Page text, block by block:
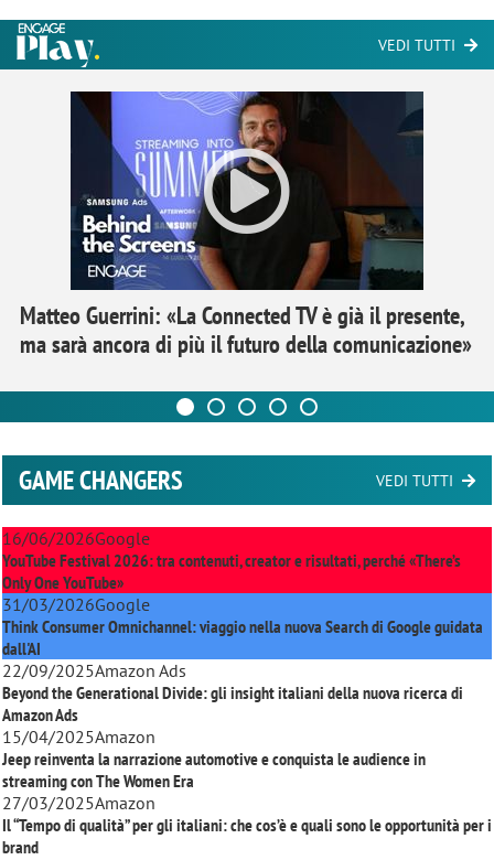
VEDI TUTTI
Matteo Guerrini: «La Connected TV è già il presente,
ma sarà ancora di più il futuro della comunicazione»
GAME CHANGERS VEDI TUTTI
16/06/2026Google
YouTube Festival 2026: tra contenuti, creator e risultati, perché «There’s
Only One YouTube»
31/03/2026Google
Think Consumer Omnichannel: viaggio nella nuova Search di Google guidata
dall'AI
22/09/2025Amazon Ads
Beyond the Generational Divide: gli insight italiani della nuova ricerca di
Amazon Ads
15/04/2025Amazon
Jeep reinventa la narrazione automotive e conquista le audience in
streaming conThe Women Era
27/03/2025Amazon
Il “Tempo di qualità” per gli italiani: che cos’è e quali sono le opportunità per i
brand